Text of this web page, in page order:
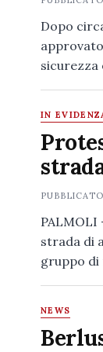
Dopo
sicurezza
IN
strada di
gruppo
NEWS